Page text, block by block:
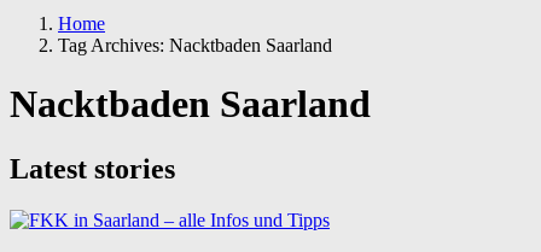
Home
Tag Archives: Nacktbaden Saarland
Nacktbaden Saarland
Latest stories